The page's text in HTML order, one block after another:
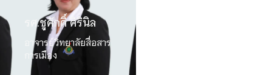
รศ.ชูศักดิ์ ศิรินิล
อาจารย์วิทยาลัยสื่อสาร
การเมือง